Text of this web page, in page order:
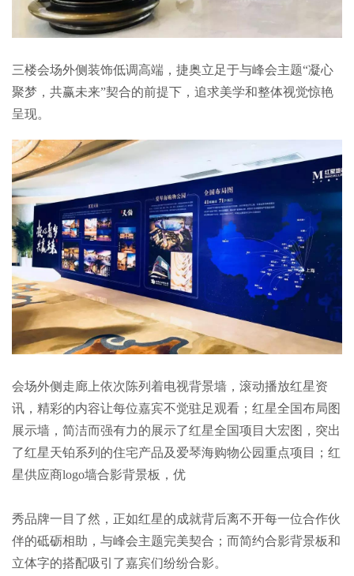
三楼会场外侧装饰低调高端，捷奥立足于与峰会主题“凝心
聚梦，共赢未来”契合的前提下，追求美学和整体视觉惊艳
呈现。
会场外侧走廊上依次陈列着电视背景墙，滚动播放红星资
讯，精彩的内容让每位嘉宾不觉驻足观看；红星全国布局图
展示墙，简洁而强有力的展示了红星全国项目大宏图，突出
了红星天铂系列的住宅产品及爱琴海购物公园重点项目；红
星供应商logo墙合影背景板，优
秀品牌一目了然，正如红星的成就背后离不开每一位合作伙
伴的砥砺相助，与峰会主题完美契合；而简约合影背景板和
立体字的搭配吸引了嘉宾们纷纷合影。